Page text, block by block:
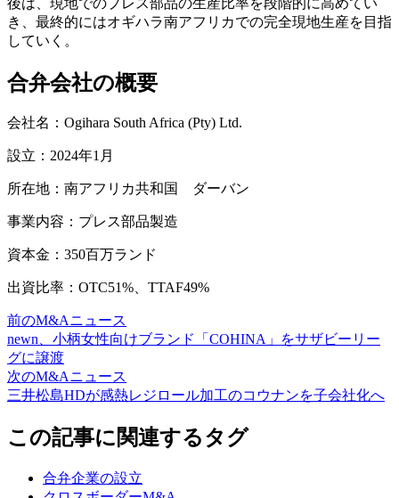
き、最終的にはオギハラ南アフリカでの完全現地生産を目指
していく。
合弁会社の概要
会社名：Ogihara South Africa (Pty) Ltd.
設立：2024年1月
所在地：南アフリカ共和国 ダーバン
事業内容：プレス部品製造
資本金：350百万ランド
出資比率：OTC51%、TTAF49%
前のM&Aニュース
newn、小柄女性向けブランド「COHINA」をサザビーリー
グに譲渡
次のM&Aニュース
三井松島HDが感熱レジロール加工のコウナンを子会社化へ
この記事に関連するタグ
合弁企業の設立